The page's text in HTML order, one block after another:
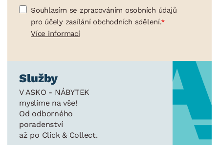
Souhlasím se zpracováním osobních údajů
pro účely zasílání obchodních sdělení.
Více informací
Služby
V ASKO - NÁBYTEK
myslíme na vše!
Od odborného
poradenství
až po Click & Collect.